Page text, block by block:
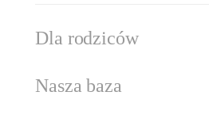
Dla rodziców
Nasza baza